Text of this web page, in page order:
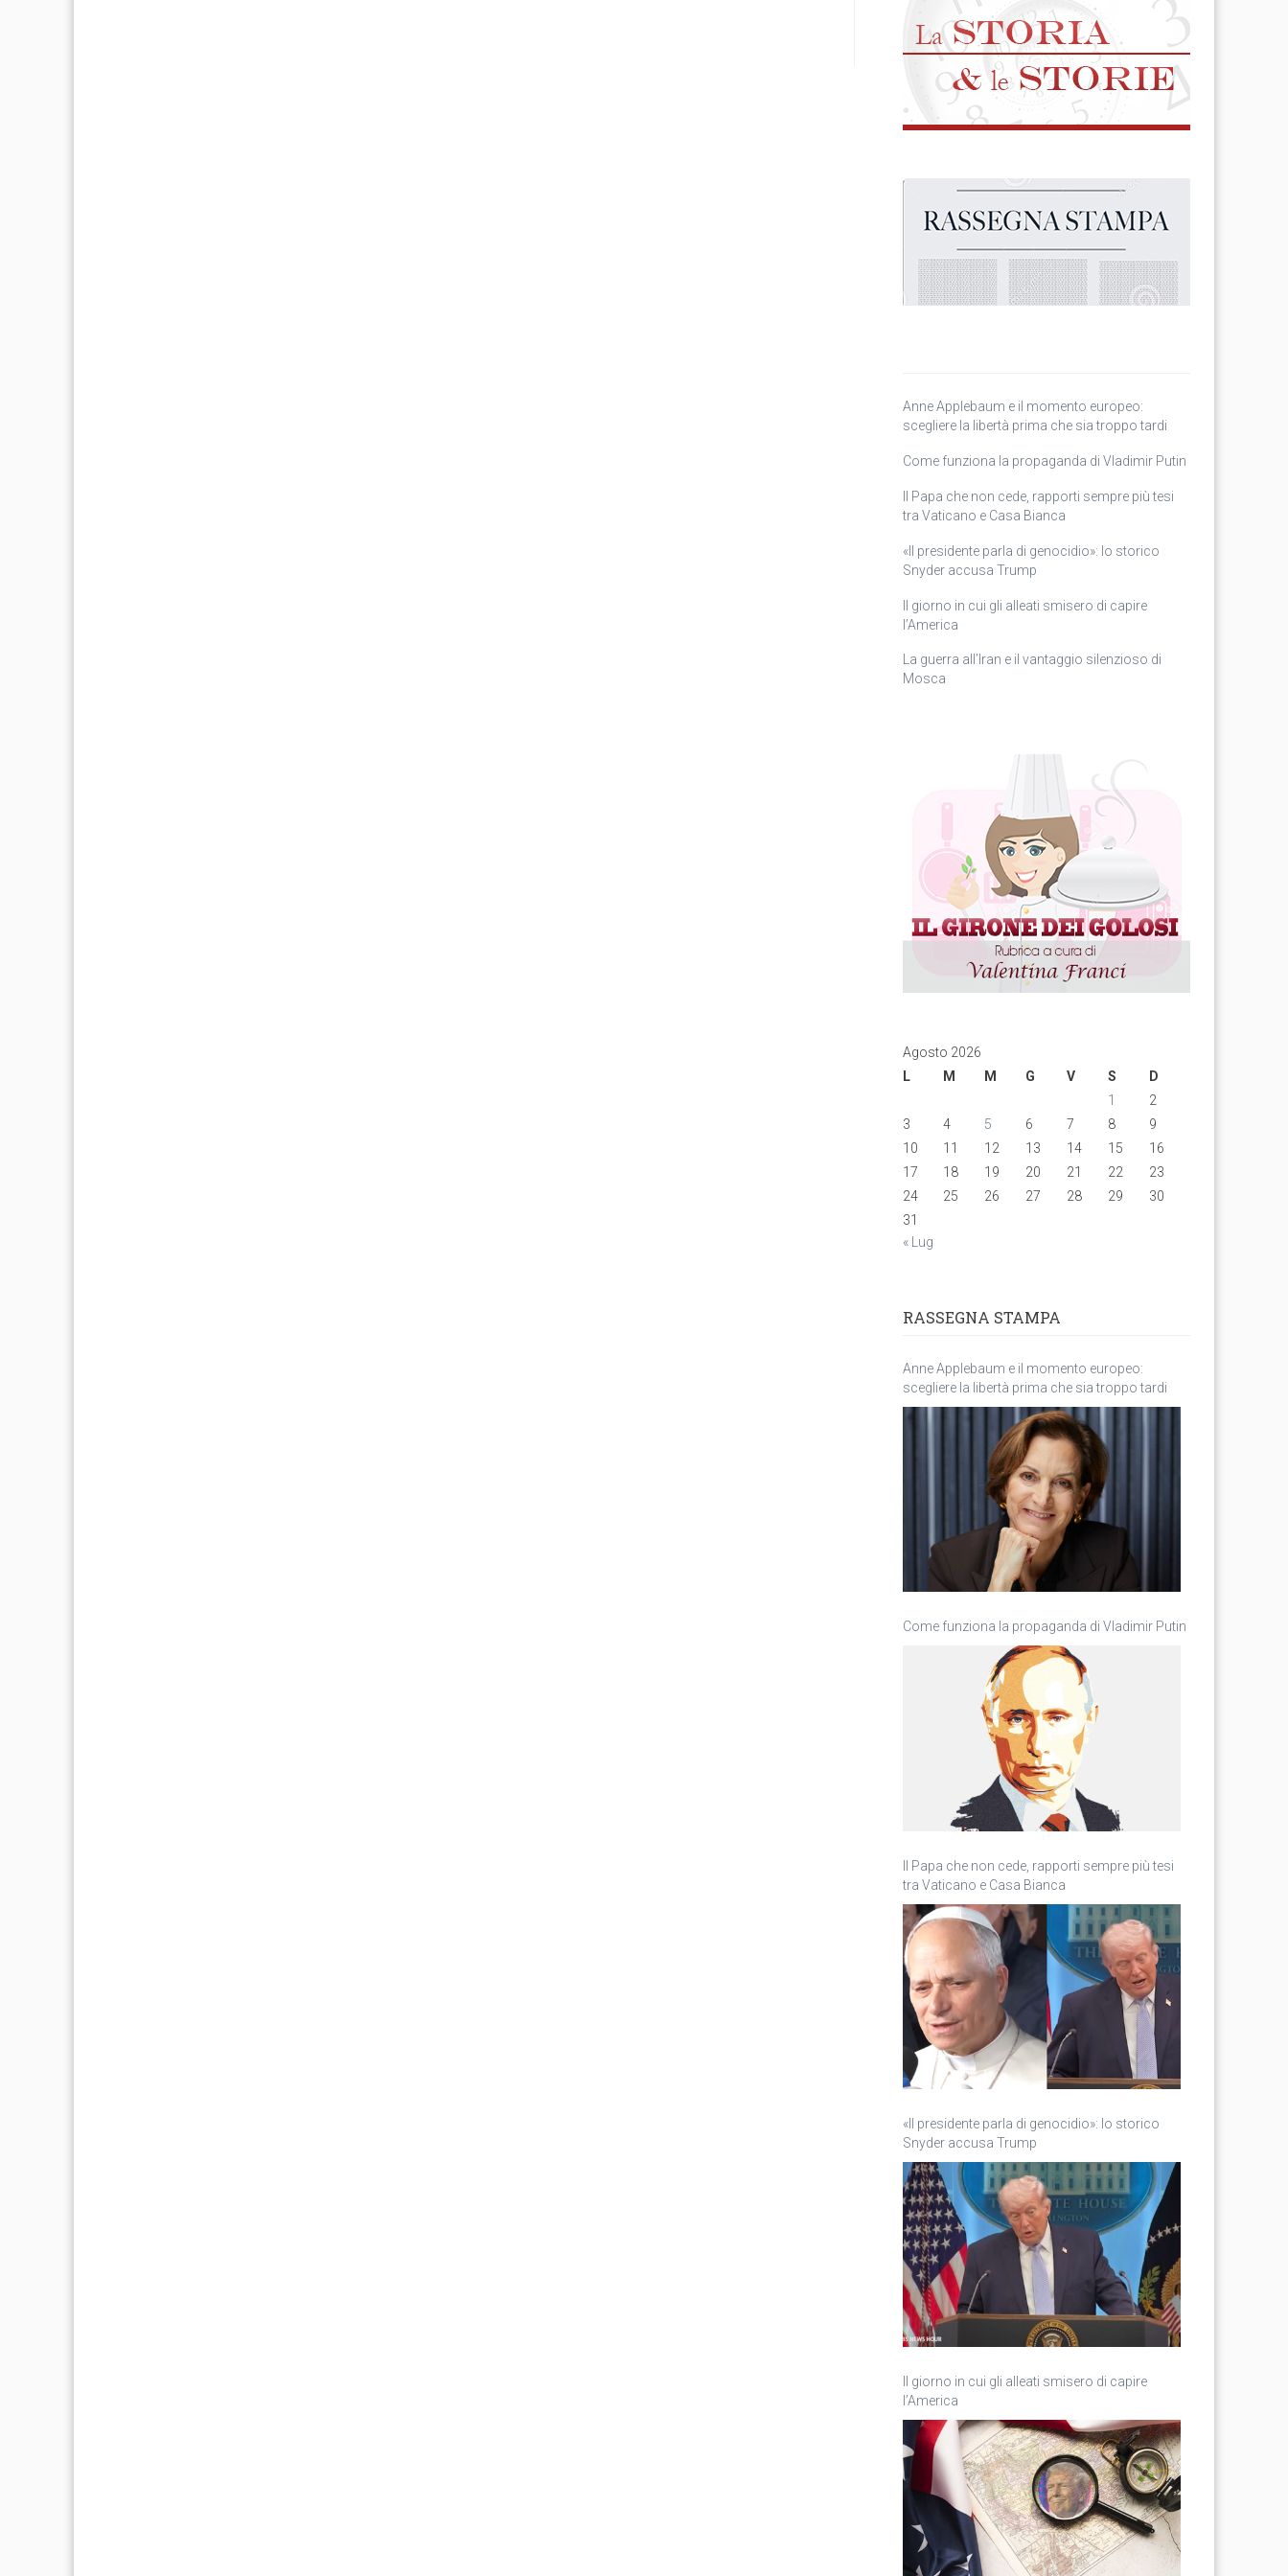
Anne Applebaum e il momento europeo:
scegliere la libertà prima che sia troppo tardi
Come funziona la propaganda di Vladimir Putin
Il Papa che non cede, rapporti sempre più tesi
tra Vaticano e Casa Bianca
«Il presidente parla di genocidio»: lo storico
Snyder accusa Trump
Il giorno in cui gli alleati smisero di capire
l’America
La guerra all’Iran e il vantaggio silenzioso di
Mosca
Agosto 2026
L
M M G V S
D
1
2
3
4 5 6 7 8
9
10
11 12 13 14 15
16
17
18 19 20 21 22
23
24
25 26 27 28 29
30
31
« Lug
RASSEGNA STAMPA
Anne Applebaum e il momento europeo:
scegliere la libertà prima che sia troppo tardi
Come funziona la propaganda di Vladimir Putin
Il Papa che non cede, rapporti sempre più tesi
tra Vaticano e Casa Bianca
«Il presidente parla di genocidio»: lo storico
Snyder accusa Trump
Il giorno in cui gli alleati smisero di capire
l’America